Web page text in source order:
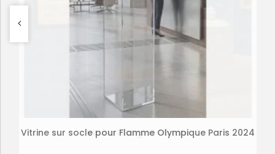
PLUS DE DÉTAILS
Vitrine sur socle pour Flamme Olympique Paris 2024
PLUS DE DÉTAILS
Vitrine Plexiglas Murale